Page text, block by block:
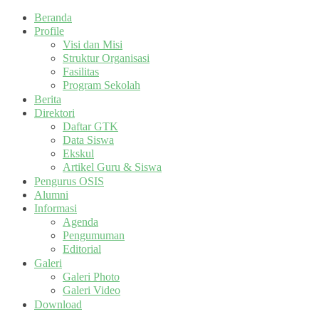
Beranda
Profile
Visi dan Misi
Struktur Organisasi
Fasilitas
Program Sekolah
Berita
Direktori
Daftar GTK
Data Siswa
Ekskul
Artikel Guru & Siswa
Pengurus OSIS
Alumni
Informasi
Agenda
Pengumuman
Editorial
Galeri
Galeri Photo
Galeri Video
Download